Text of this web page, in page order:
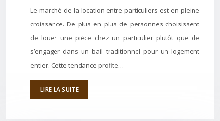
Le marché de la location entre particuliers est en pleine
croissance. De plus en plus de personnes choisissent
de louer une pièce chez un particulier plutôt que de
s’engager dans un bail traditionnel pour un logement
entier. Cette tendance profite…
LIRE LA SUITE